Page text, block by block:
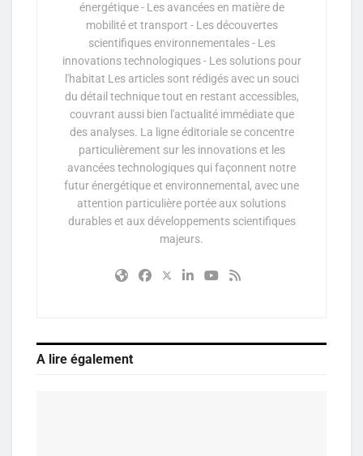
énergétique - Les avancées en matière de
mobilité et transport - Les découvertes
scientifiques environnementales - Les
innovations technologiques - Les solutions pour
l'habitat Les articles sont rédigés avec un souci
du détail technique tout en restant accessibles,
couvrant aussi bien l'actualité immédiate que
des analyses. La ligne éditoriale se concentre
particulièrement sur les innovations et les
avancées technologiques qui façonnent notre
futur énergétique et environnemental, avec une
attention particulière portée aux solutions
durables et aux développements scientifiques
majeurs.
A lire également